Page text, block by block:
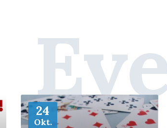
24
Okt.
Weiter